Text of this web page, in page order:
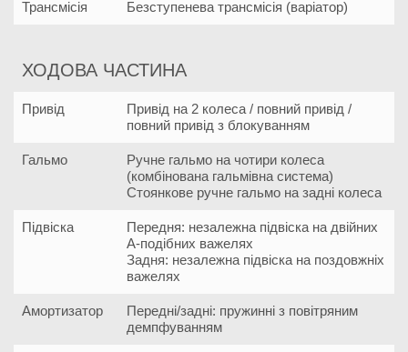
Трансмісія Безступенева трансмісія (варіатор)
ХОДОВА ЧАСТИНА
Привід
Привід на 2 колеса / повний привід /
повний привід з блокуванням
Гальмо
Ручне гальмо на чотири колеса
(комбінована гальмівна система)
Стоянкове ручне гальмо на задні колеса
Підвіска
Передня: незалежна підвіска на двійних
A-подібних важелях
Задня: незалежна підвіска на поздовжніх
важелях
Амортизатор
Передні/задні: пружинні з повітряним
демпфуванням